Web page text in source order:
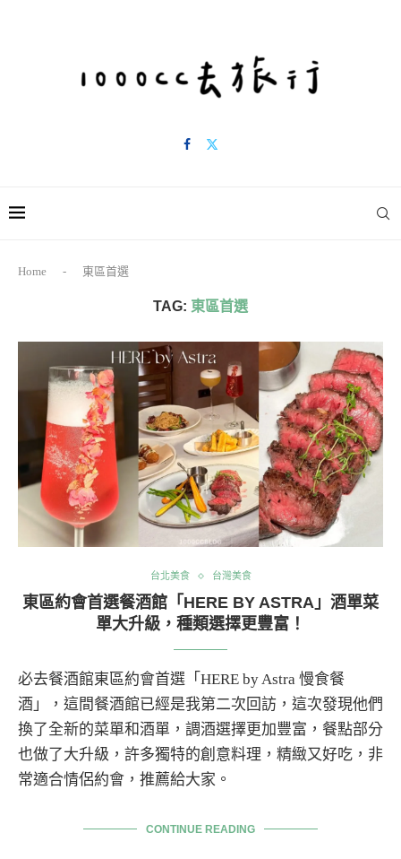
Home - 東區首選
TAG: 東區首選
台北美食 台灣美食
東區約會首選餐酒館「HERE BY ASTRA」酒單菜
單大升級，種類選擇更豐富！
必去餐酒館東區約會首選「HERE by Astra 慢食餐
酒」，這間餐酒館已經是我第二次回訪，這次發現他們
換了全新的菜單和酒單，調酒選擇更加豐富，餐點部分
也做了大升級，許多獨特的創意料理，精緻又好吃，非
常適合情侶約會，推薦給大家。
CONTINUE READING